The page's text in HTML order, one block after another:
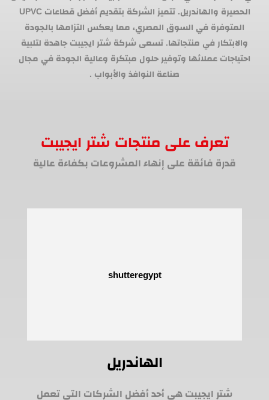
الحصيرة والهاندريل. تتميز الشركة بتقديم أفضل قطاعات UPVC
المتوفرة في السوق المصري، مما يعكس التزامها بالجودة
والابتكار في منتجاتها. تسعى شركة شتر ايجيبت جاهدة لتلبية
احتياجات عملائها وتوفير حلول مبتكرة وعالية الجودة في مجال
صناعة النوافذ والأبواب .
تعرف على منتجات شتر ايجيبت
قدرة فائقة على إنهاء المشروعات بكفاءة عالية
الهاندريل
شتر ايجيبت هي أحد أفضل الشركات التى تعمل